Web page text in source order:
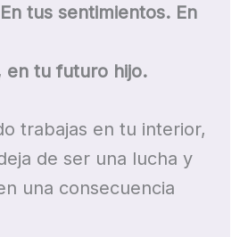
tus sentimientos. En
en tu futuro hijo.
trabajas en tu interior,
de ser una lucha y
una consecuencia